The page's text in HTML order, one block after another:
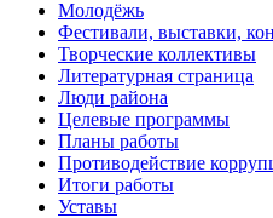
Молодёжь
Фестивали, выставки,
Творческие коллективы
Литературная страница
Люди района
Целевые программы
Планы работы
Противодействие
Итоги работы
Уставы